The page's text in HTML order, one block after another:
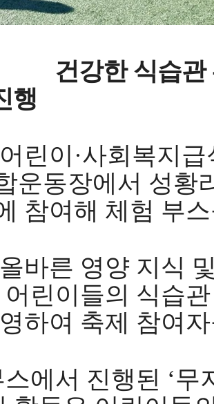
식습관 홍보.
행
린이 ·사회복지
운동장에서 성황
참여해 체험 부
바른 영양 지식
어린이들의 식습
하여 축제 참여
스에서 진행된 ‘무